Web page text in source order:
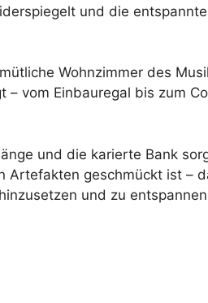
und die
Wohnzimmer des
vom Einbauregal bis zum
und die karierte Bank
geschmückt ist –
und zu